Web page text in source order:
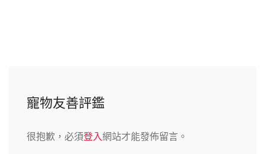
寵物友善評鑑
很抱歉，必須登入網站才能發佈留言。